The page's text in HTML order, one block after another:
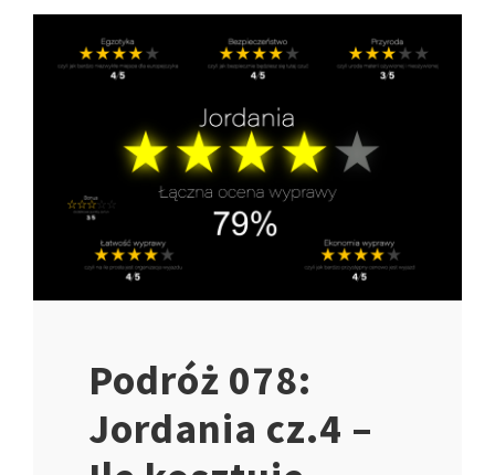
Podróż 078:
Jordania cz.4 –